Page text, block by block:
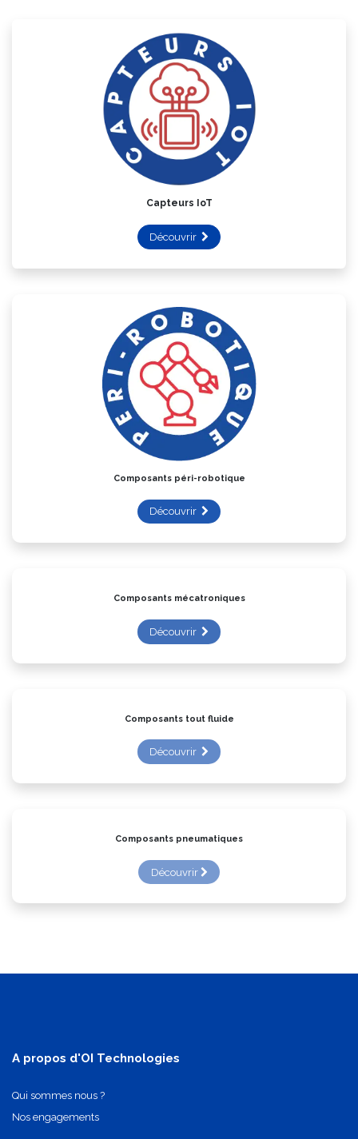
Capteurs IoT
Découvrir
Composants péri-robotique
Découvrir
Composants mécatroniques
Découvrir
Composants tout fluide
Découvrir
Composants pneumatiques
Découvrir
A propos d'OI Technologies
Qui sommes nous ?
Nos engagements